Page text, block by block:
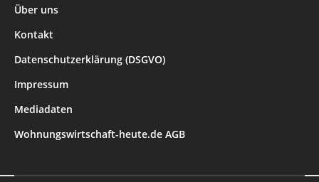
Über uns
Kontakt
Datenschutzerklärung (DSGVO)
Impressum
Mediadaten
Wohnungswirtschaft-heute.de AGB